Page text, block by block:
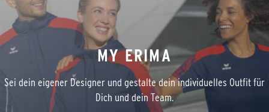
MY ERIMA
Sei dein eigener Designer und gestalte dein individuelles Outfit für
Dich und dein Team.